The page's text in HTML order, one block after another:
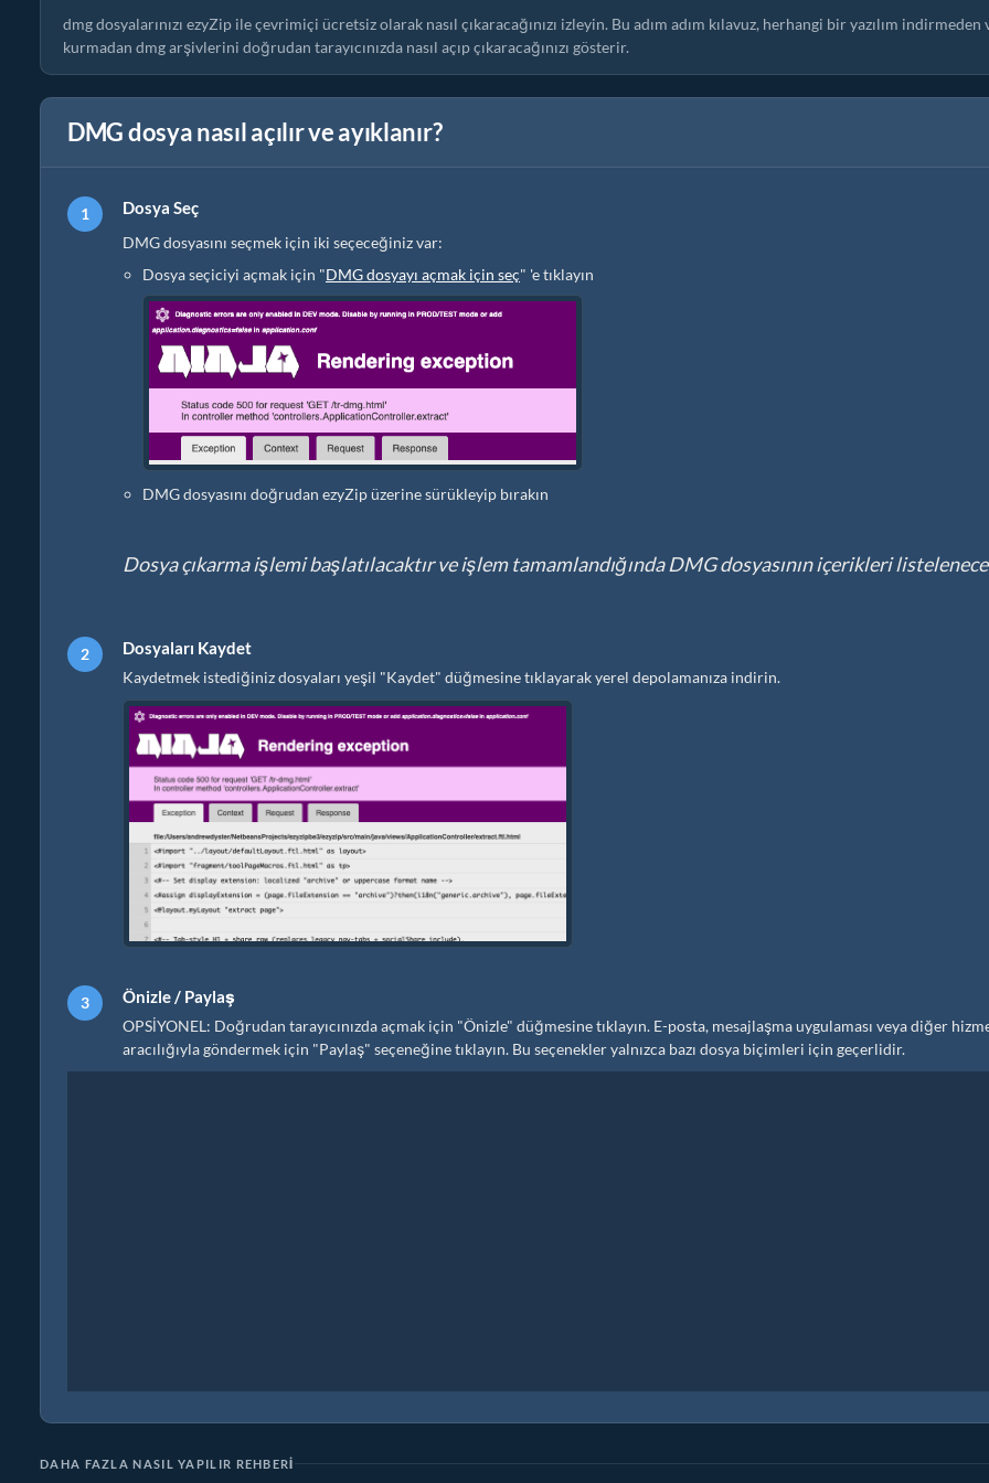
dmg dosyalarınızı ezyZip ile çevrimiçi ücretsiz olarak nasıl çıkaracağınızı izleyin. Bu adım adım kılavuz, herhangi bir yazılım indirmeden
kurmadan dmg arşivlerini doğrudan tarayıcınızda nasıl açıp çıkaracağınızı gösterir.
DMG dosya nasıl açılır ve ayıklanır?
Dosya Seç
DMG dosyasını seçmek için iki seçeceğiniz var:
Dosya seçiciyi açmak için "DMG dosyayı açmak için seç" 'e tıklayın
DMG dosyasını doğrudan ezyZip üzerine sürükleyip bırakın
Dosya çıkarma işlemi başlatılacaktır ve işlem tamamlandığında DMG dosyasının içerikleri
Dosyaları Kaydet
Kaydetmek istediğiniz dosyaları yeşil "Kaydet" düğmesine tıklayarak yerel depolamanıza indirin.
Önizle / Paylaş
OPSİYONEL: Doğrudan tarayıcınızda açmak için "Önizle" düğmesine tıklayın. E-posta, mesajlaşma uygulaması veya diğer
aracılığıyla göndermek için "Paylaş" seçeneğine tıklayın. Bu seçenekler yalnızca bazı dosya biçimleri için geçerlidir.
DAHA FAZLA NASIL YAPILIR REHBERI